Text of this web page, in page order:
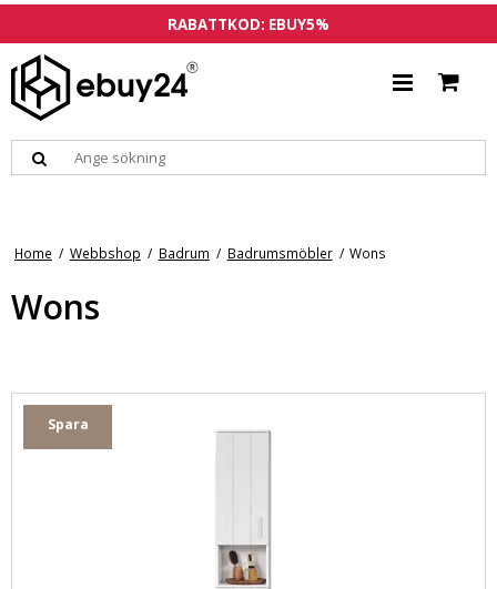
RABATTKOD: EBUY5%
Home / Webbshop / Badrum / Badrumsmöbler / Wons
Wons
Spara